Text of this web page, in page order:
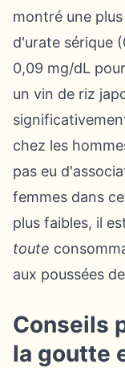
montré une
d'urate sérique
0,09 mg/dL
un vin de riz
chez les
pas eu
femmes dans
plus faibles, il
toute
aux poussées
Conseils
la goutte